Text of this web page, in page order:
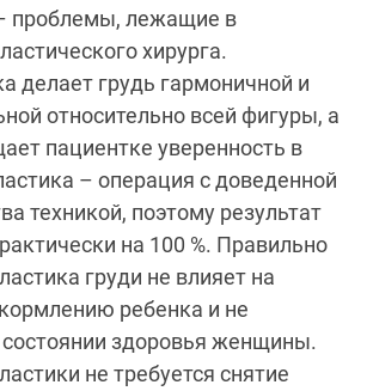
проблемы, лежащие в
хирурга.
делает грудь гармоничной и
относительно всей фигуры, а
пациентке уверенность в
– операция с доведенной
техникой, поэтому результат
на 100 %. Правильно
груди не влияет на
ребенка и не
здоровья женщины.
не требуется снятие